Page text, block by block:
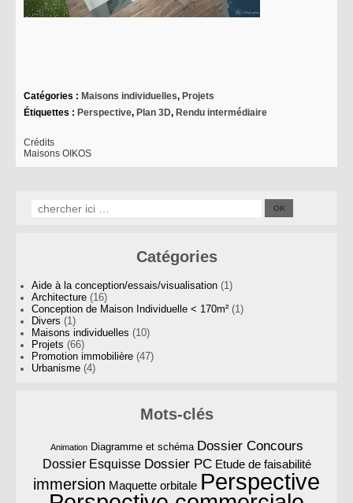
Catégories : Maisons individuelles, Projets
Étiquettes : Perspective, Plan 3D, Rendu intermédiaire
Crédits
Maisons OIKOS
Catégories
Aide à la conception/essais/visualisation (1)
Architecture (16)
Conception de Maison Individuelle < 170m² (1)
Divers (1)
Maisons individuelles (10)
Projets (66)
Promotion immobilière (47)
Urbanisme (4)
Mots-clés
Animation Diagramme et schéma Dossier Concours
Dossier Esquisse Dossier PC Etude de faisabilité
immersion Maquette orbitale Perspective